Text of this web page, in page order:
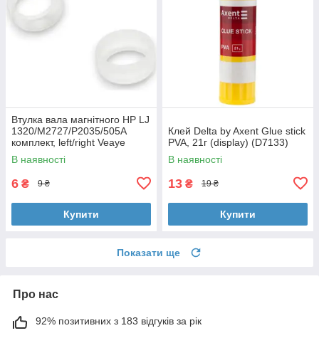
Втулка вала магнітного HP LJ
1320/M2727/P2035/505A
комплект, left/right Veaye
(BSHMR-505U-VE)
В наявності
6 ₴ 9 ₴
Купити
Клей Delta by Axent Glue stick
PVA, 21г (display) (D7133)
В наявності
13 ₴ 19 ₴
Купити
Показати ще
Про нас
92% позитивних з 183 відгуків за рік